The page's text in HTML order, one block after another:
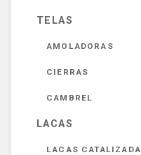
TELAS
AMOLADORAS
CIERRAS
CAMBREL
LACAS
LACAS CATALIZADA